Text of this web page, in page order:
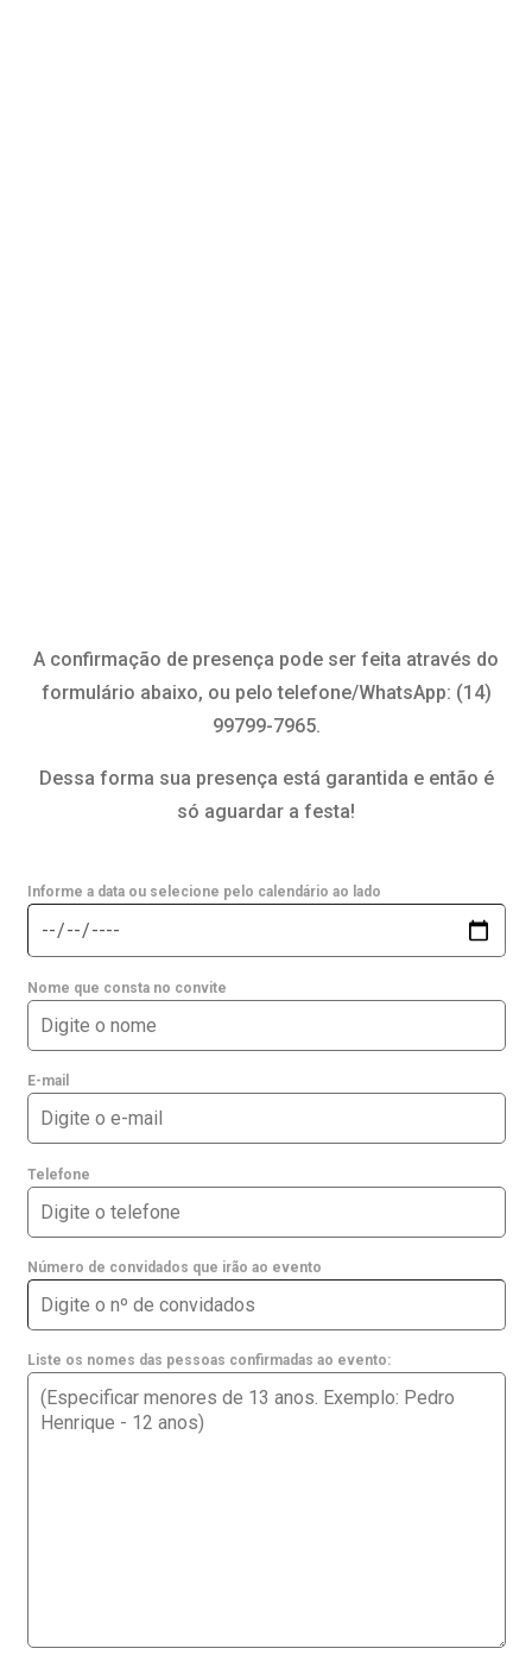
A confirmação de presença pode ser feita através do
formulário abaixo, ou pelo telefone/WhatsApp: (14)
99799-7965.
Dessa forma sua presença está garantida e então é
só aguardar a festa!
Informe a data ou selecione pelo calendário ao lado
Nome que consta no convite
E-mail
Telefone
Número de convidados que irão ao evento
Liste os nomes das pessoas confirmadas ao evento: